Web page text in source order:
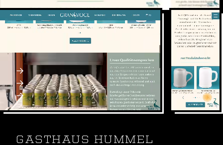
Seit 1980 ist die Granvogl GmbH auf die
Bedruckung und Gravur verschiedenster
Materialien spezialisiert.
Contao CMS & Isotope OnlineShop
Webdesign, SEO, SEA
Webseite: granvogl.com
GASTHAUS HUMMEL